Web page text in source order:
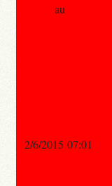
au
2/6/2015 07:01